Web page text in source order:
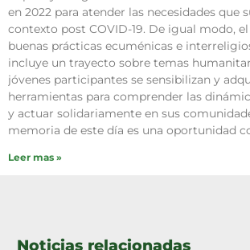
en 2022 para atender las necesidades que
contexto post COVID-19. De igual modo,
buenas prácticas ecuménicas e
incluye un trayecto sobre temas
jóvenes participantes se sensibilizan y
herramientas para comprender las
y actuar solidariamente en sus
memoria de este día es una oportunidad
Leer mas »
Noticias relacionadas